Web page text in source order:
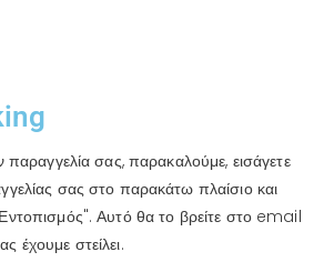
παραγγελία σας, παρακαλούμε, εισάγετε
σας στο παρακάτω πλαίσιο και
Αυτό θα το βρείτε στο email
έχουμε στείλει.